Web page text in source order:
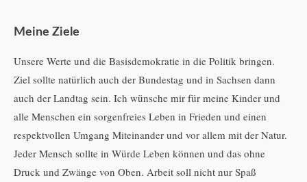
Meine Ziele
Unsere Werte und die Basisdemokratie in die Politik bringen.
Ziel sollte natürlich auch der Bundestag und in Sachsen dann
auch der Landtag sein. Ich wünsche mir für meine Kinder und
alle Menschen ein sorgenfreies Leben in Frieden und einen
respektvollen Umgang Miteinander und vor allem mit der Natur.
Jeder Mensch sollte in Würde Leben können und das ohne
Druck und Zwänge von Oben. Arbeit soll nicht nur Spaß